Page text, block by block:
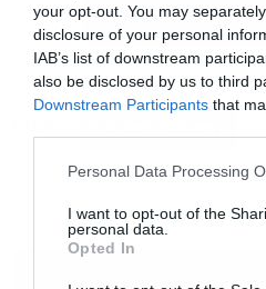
your opt-out. You may
disclosure of your personal
IAB’s list of downstream
also be disclosed by us to third
Downstream Participants that
Please note that this website/
not limited to your visit or usage
grant or deny consent to
use your data for below
consent section.
Personal Data Processing
I want to opt-out of the
personal data.
Opted In
(λ.χ. Swarm, Liminal
οι ιδέες συνήθως μας
κατεύθυνση που είναι
δεν νιώθω ότι υπήρξε
αυτές. Έχουμε την τύχη
αρκετά μεταξύ μας ως
αντιλαμβανόμαστε τη